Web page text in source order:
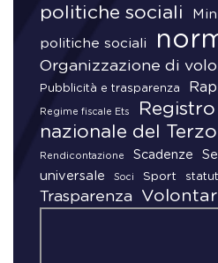
politiche sociali
politiche sociali
Organizzazione di
Pubblicità e trasparenza
Regime fiscale Ets
nazionale del
Rendicontazione Scadenze
universale
Soci Sport
Trasparenza